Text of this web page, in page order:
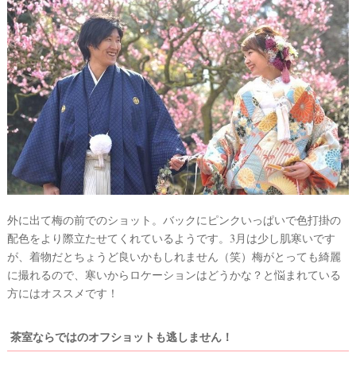
外に出て梅の前でのショット。バックにピンクいっぱいで色打掛の
配色をより際立たせてくれているようです。3月は少し肌寒いです
が、着物だとちょうど良いかもしれません（笑）梅がとっても綺麗
に撮れるので、寒いからロケーションはどうかな？と悩まれている
方にはオススメです！
茶室ならではのオフショットも逃しません！